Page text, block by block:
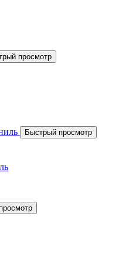
просмотр
Быстрый просмотр